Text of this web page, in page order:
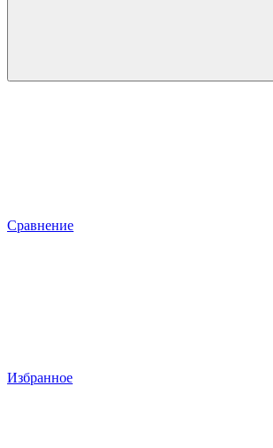
Сравнение
Избранное